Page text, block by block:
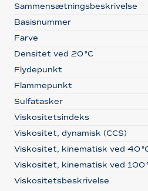
Sammensætningsbeskrivelse
Basisnummer
Farve
Densitet ved 20 °C
Flydepunkt
Flammepunkt
Sulfatasker
Viskositetsindeks
Viskositet, dynamisk (CCS)
Viskositet, kinematisk ved 40
Viskositet, kinematisk ved 100
Viskositetsbeskrivelse